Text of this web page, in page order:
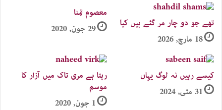
تھے جو دو چار مر گئے ہیں کیا
18 مارچ, 2026
معصوم تمنا
29 جون, 2020
کیسے رہیں نہ لوگ یہاں
31 مئی, 2024
رہتا ہے مری تاک میں آزار کا
موسم
1 جون, 2020